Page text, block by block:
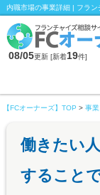
内職市場の事業詳細 | フラン
08/05更新 [新着19件]
【FCオーナーズ】TOP >事
働きたい
すること